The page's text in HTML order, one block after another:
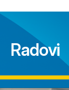
Radovi